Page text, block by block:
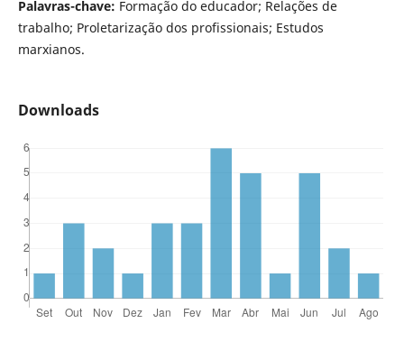
Palavras-chave: Formação do educador; Relações de
trabalho; Proletarização dos profissionais; Estudos
marxianos.
Downloads